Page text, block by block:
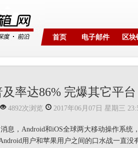
首页 电子邮件 区块
及率达86% 完爆其它平台
4892次浏览 2017年06月07日 星期三
息，Android和iOS全球两大移动操作系统
用户和苹果用户之间的口水战一直没